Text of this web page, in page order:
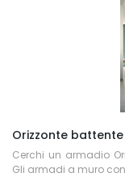
Orizzonte battente
Cerchi un armadio
Gli armadi a muro